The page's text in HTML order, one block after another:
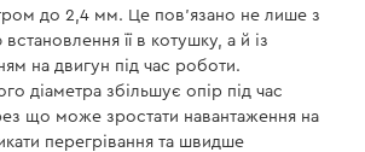
до 2,4 мм. Це пов’язано не лише з
її в котушку, а й із
на двигун під час роботи.
діаметра збільшує опір під час
що може зростати навантаження на
перегрівання та швидше